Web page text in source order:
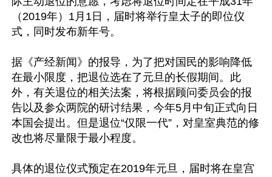
（2019年）1月1日，届时将举行皇太子的即位仪
式，同时发布新年号。
据《产经新闻》的报导，为了把对国民的影响降低
在最小限度，把退位选在了元旦的长假期间。此
外，有关退位的相关法案，将根据顾问委员会的报
告以及参众两院的研讨结果，今年5月中旬正式向日
本国会提出。但是退位“仅限一代”，对皇室典范的修
改也将尽量限于最小程度。
具体的退位仪式预定在2019年元旦，届时将在皇宫